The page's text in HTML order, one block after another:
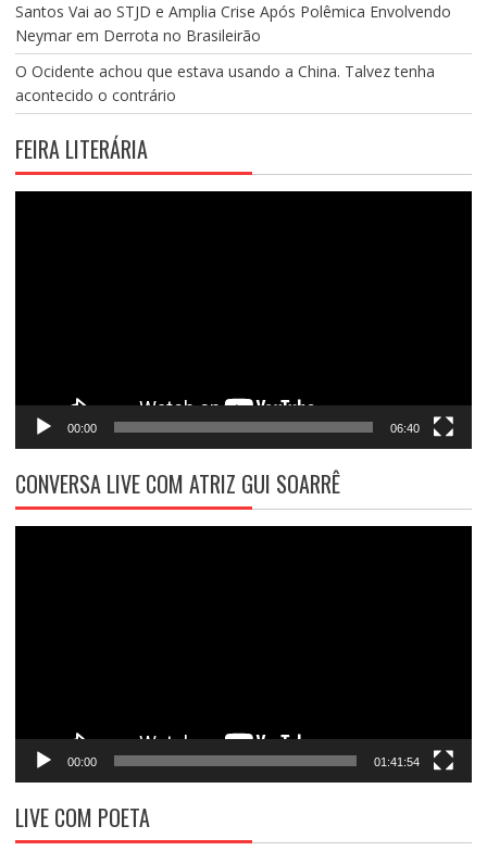
Santos Vai ao STJD e Amplia Crise Após Polêmica Envolvendo
Neymar em Derrota no Brasileirão
O Ocidente achou que estava usando a China. Talvez tenha
acontecido o contrário
FEIRA LITERÁRIA
00:00 06:40
CONVERSA LIVE COM ATRIZ GUI SOARRÊ
00:00 01:41:54
LIVE COM POETA